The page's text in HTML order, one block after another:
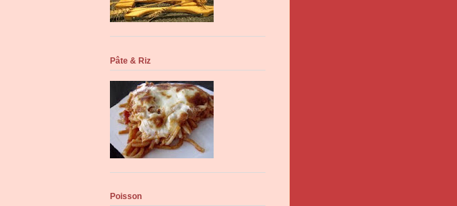
Pâte & Riz
Poisson